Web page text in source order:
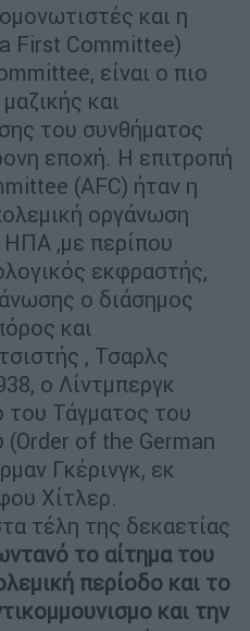
και η
First Committee)
είναι ο πιο
και
του συνθήματος
εποχή. Η επιτροπή
(AFC) ήταν η
οργάνωση
ΗΠΑ ,με περίπου
εκφραστής,
ο διάσημος
και
, Τσαρλς
ο Λίντμπεργκ
του Τάγματος του
(Order of the German
Γκέρινγκ, εκ
Χίτλερ.
τέλη της δεκαετίας
το αίτημα του
περίοδο και το
και την